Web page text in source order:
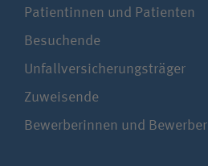
Patientinnen und Patienten
Besuchende
Unfallversicherungsträger
Zuweisende
Bewerberinnen und Bewerber